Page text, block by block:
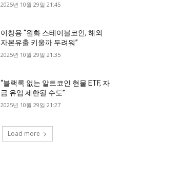
2025년 10월 29일 21:45
이창용 “원화 스테이블코인, 해외
자본유출 키울까 두려워”
2025년 10월 29일 21:35
“블랙록 없는 알트코인 현물 ETF, 자
금 유입 제한될 수도”
2025년 10월 29일 21:27
Load more